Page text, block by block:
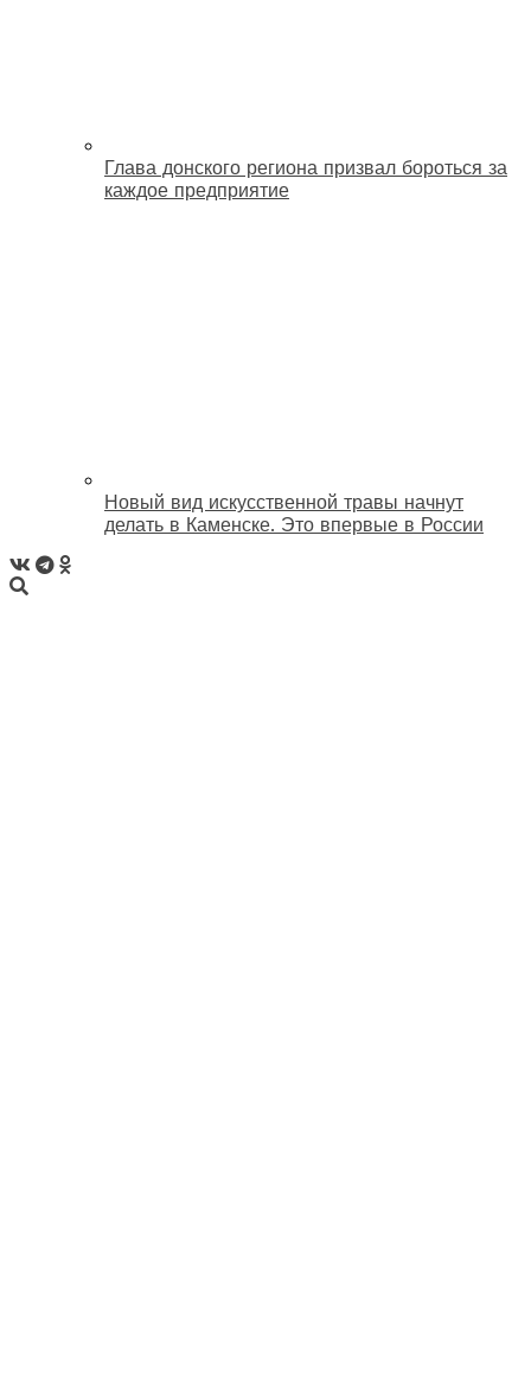
Глава донского региона призвал бороться за
каждое предприятие
Новый вид искусственной травы начнут
делать в Каменске. Это впервые в России